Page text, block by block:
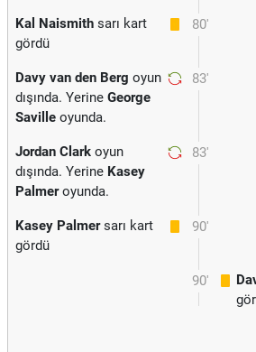
80'
Kal Naismith sarı kart
gördü
83'
Davy van den Berg oyun
dışında. Yerine George
Saville oyunda.
83'
Jordan Clark oyun
dışında. Yerine Kasey
Palmeroyunda.
90'
Kasey Palmersarı kart
gördü
90'